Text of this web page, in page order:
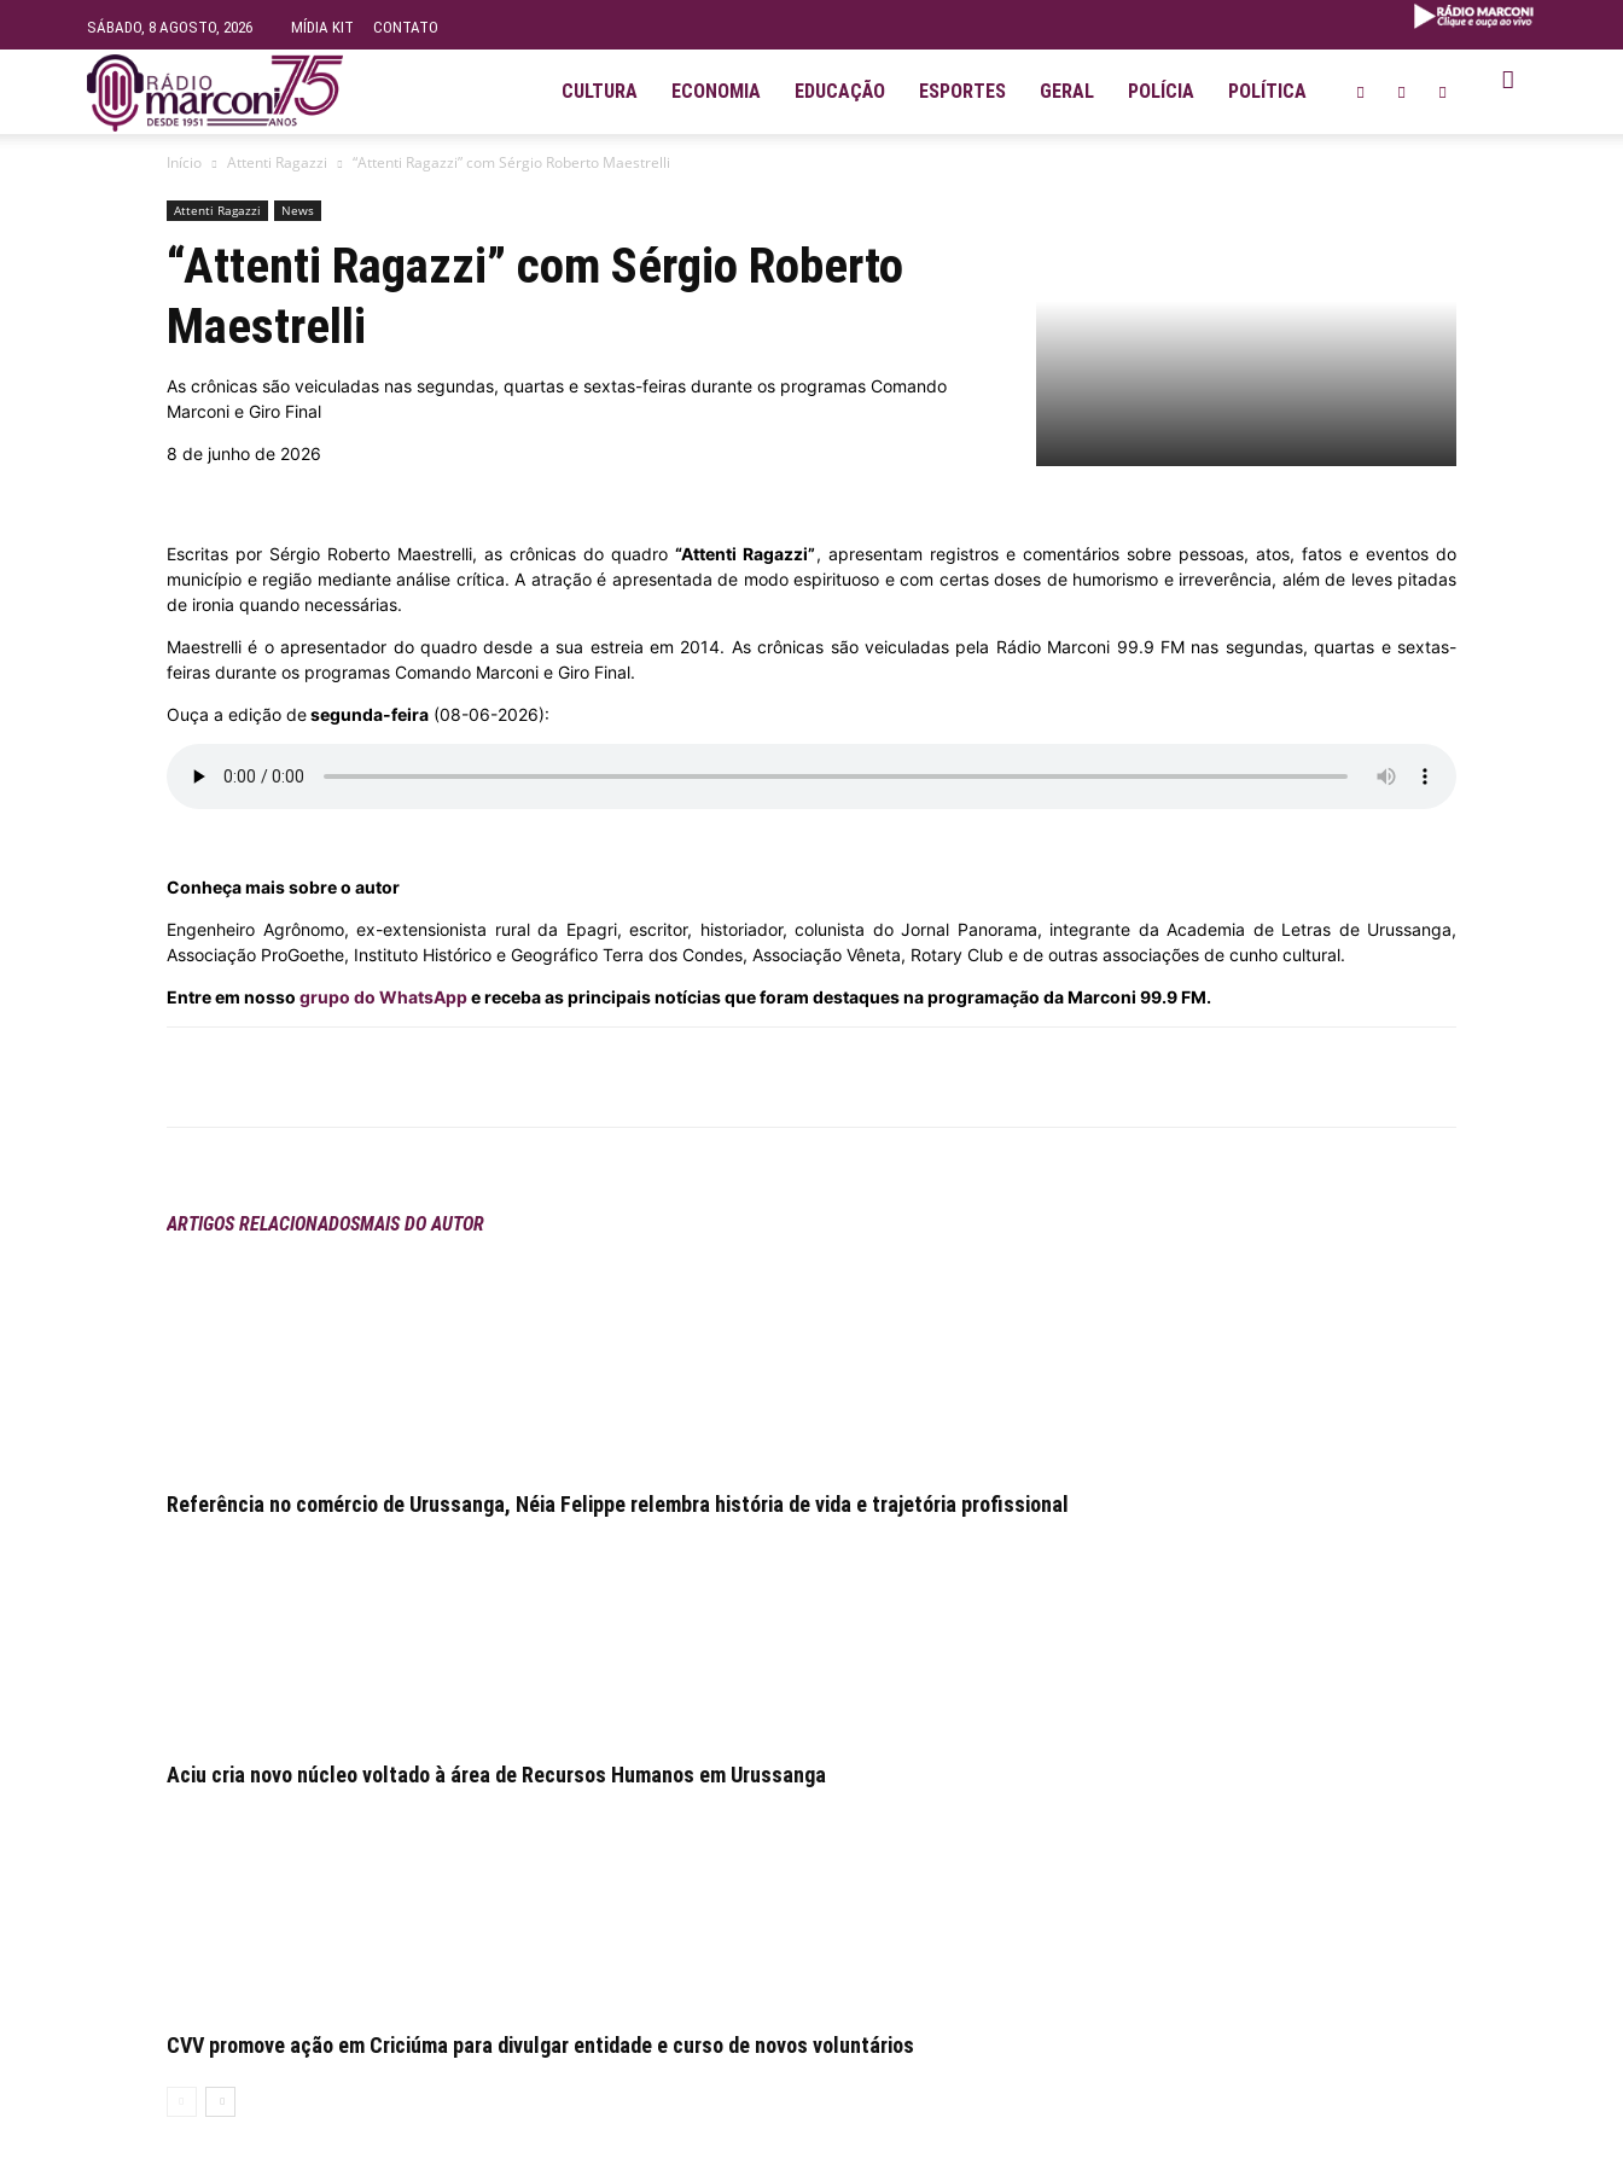
SÁBADO, 8 AGOSTO, 2026 MÍDIA KIT CONTATO
Fundação
Marconi
–
MHZ
CULTURA ECONOMIA EDUCAÇÃO ESPORTES GERAL POLÍCIA POLÍTICA
Início Attenti Ragazzi “Attenti Ragazzi” com Sérgio Roberto Maestrelli
Attenti Ragazzi News
“Attenti Ragazzi” com Sérgio Roberto
Maestrelli
As crônicas são veiculadas nas segundas, quartas e sextas-feiras durante os programas Comando
Marconi e Giro Final
8 de junho de 2026
Escritas por Sérgio Roberto Maestrelli, as crônicas do quadro“Attenti Ragazzi”, apresentam registros e comentários sobre pessoas, atos, fatos e eventos do
município e região mediante análise crítica. A atração é apresentada de modo espirituoso e com certas doses de humorismo e irreverência, além de leves pitadas
de ironia quando necessárias.
Maestrelli é o apresentador do quadro desde a sua estreia em 2014. As crônicas são veiculadas pela Rádio Marconi 99.9 FM nas segundas, quartas e sextas-
feiras durante os programas Comando Marconi e Giro Final.
Ouça a edição desegunda-feira (08-06-2026):
Conheça mais sobre o autor
Engenheiro Agrônomo, ex-extensionista rural da Epagri, escritor, historiador, colunista do Jornal Panorama, integrante da Academia de Letras de Urussanga,
Associação ProGoethe, Instituto Histórico e Geográfico Terra dos Condes, Associação Vêneta, Rotary Club e de outras associações de cunho cultural.
Entre em nosso grupo do WhatsAppe receba as principais notícias que foram destaques na programação da Marconi 99.9 FM.
ARTIGOS RELACIONADOSMAIS DO AUTOR
Referência no comércio de Urussanga, Néia Felippe relembra história de vida e trajetória profissional
Aciu cria novo núcleo voltado à área de Recursos Humanos em Urussanga
CVV promove ação em Criciúma para divulgar entidade e curso de novos voluntários